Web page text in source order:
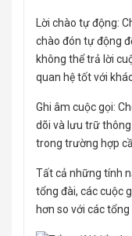
Lời chào tự động:
chào đón tự động
không thể trả lời
quan hệ tốt với
Ghi âm cuộc gọi:
dõi và lưu trữ
trong trường hợp
Tất cả những tính
tổng đài, các cuộc
hơn so với các